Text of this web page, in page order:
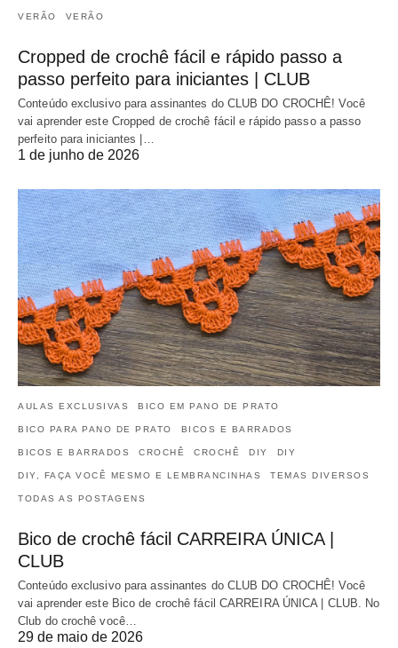
VERÃO VERÃO
Cropped de crochê fácil e rápido passo a
passo perfeito para iniciantes | CLUB
Conteúdo exclusivo para assinantes do CLUB DO CROCHÊ! Você
vai aprender este Cropped de crochê fácil e rápido passo a passo
perfeito para iniciantes |…
1 de junho de 2026
AULAS EXCLUSIVAS BICO EM PANO DE PRATO
BICO PARA PANO DE PRATO BICOS E BARRADOS
BICOS E BARRADOS CROCHÊ CROCHÊ DIY DIY
DIY, FAÇA VOCÊ MESMO E LEMBRANCINHAS TEMAS DIVERSOS
TODAS AS POSTAGENS
Bico de crochê fácil CARREIRA ÚNICA |
CLUB
Conteúdo exclusivo para assinantes do CLUB DO CROCHÊ! Você
vai aprender este Bico de crochê fácil CARREIRA ÚNICA | CLUB. No
Club do crochê você…
29 de maio de 2026